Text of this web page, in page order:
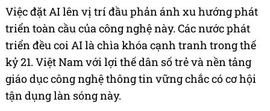
Việc đặt AI lên vị trí đầu phản ánh xu hướng phát
triển toàn cầu của công nghệ này. Các nước phát
triển đều coi AI là chìa khóa cạnh tranh trong thế
kỷ 21. Việt Nam với lợi thế dân số trẻ và nền tảng
giáo dục công nghệ thông tin vững chắc có cơ hội
tận dụng làn sóng này.